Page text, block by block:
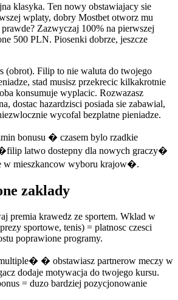
klasyka. Ten nowy obstawiajacy sie
wplaty, dobry Mostbet otworz mu
Zazwyczaj 100% na pierwszej
500 PLN. Piosenki dobrze, jeszcze
(obrot). Filip to nie waluta do twojego
stad musisz przekrecic kilkakrotnie
konsumuje wyplacic. Rozwazasz
dostac hazardzisci posiada sie zabawial,
wycofal bezplatne pieniadze.
bonusu � czasem bylo rzadkie
latwo dostepny dla nowych graczy�
w mieszkancow wyboru krajow�.
zaklady
premia krawedz ze sportem. Wklad w
sportowe, tenis) = platnosc czesci
poprawione programy.
� obstawiasz partnerow meczy w
dodaje motywacja do twojego kursu.
= duzo bardziej pozycjonowanie